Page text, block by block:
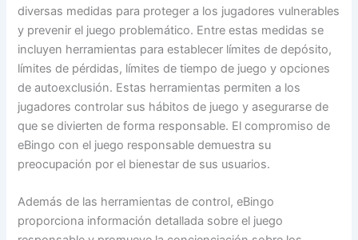
diversas medidas para proteger a los jugadores vulnerables
y prevenir el juego problemático. Entre estas medidas se
incluyen herramientas para establecer límites de depósito,
límites de pérdidas, límites de tiempo de juego y opciones
de autoexclusión. Estas herramientas permiten a los
jugadores controlar sus hábitos de juego y asegurarse de
que se divierten de forma responsable. El compromiso de
eBingo con el juego responsable demuestra su
preocupación por el bienestar de sus usuarios.
Además de las herramientas de control, eBingo
proporciona información detallada sobre el juego